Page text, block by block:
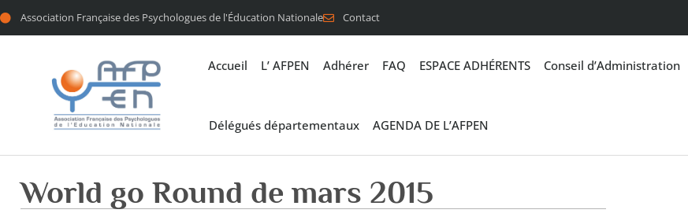
Association Française des Psychologues de l'Éducation Nationale Contact
Accueil L’ AFPEN Adhérer FAQ ESPACE ADHÉRENTS Conseil d’Administration
Délégués départementaux AGENDA DE L’AFPEN
World go Round de mars 2015